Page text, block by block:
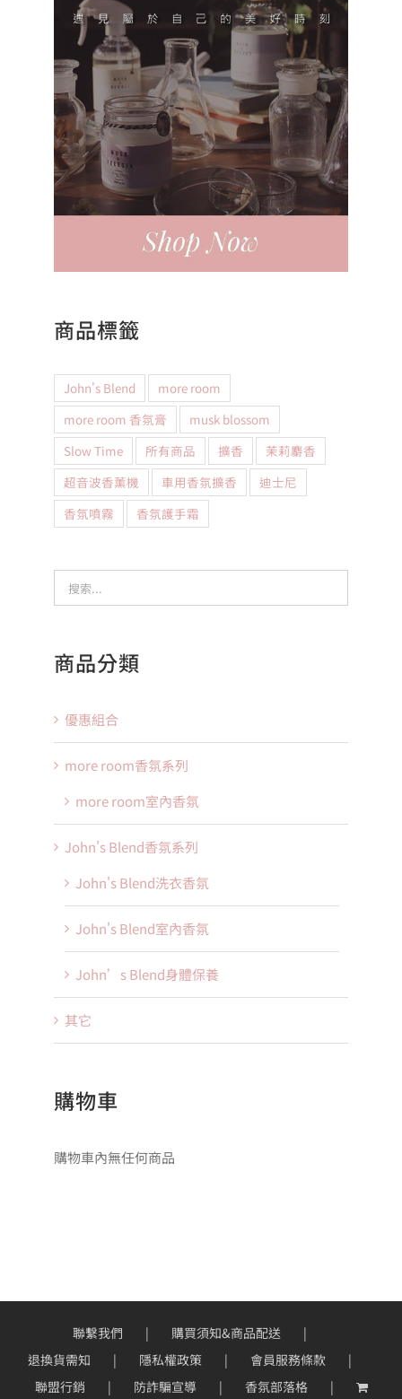
商品標籤
John's Blend
more room
more room 香氛膏
musk blossom
Slow Time
所有商品 擴香
茉莉麝香
超音波香薰機
車用香氛擴香
迪士尼
香氛噴霧
香氛護手霜
商品分類
優惠組合
more room香氛系列
more room室內香氛
John's Blend香氛系列
John's Blend洗衣香氛
John's Blend室內香氛
John’s Blend身體保養
其它
購物車
購物車內無任何商品
聯繫我們
購買須知&商品配送
退換貨需知
隱私權政策
會員服務條款
聯盟行銷
防詐騙宣導 香氛部落格